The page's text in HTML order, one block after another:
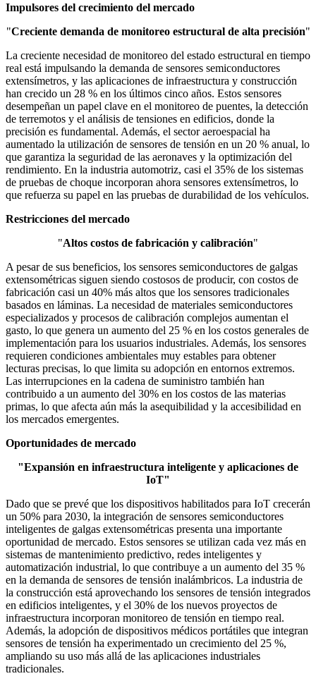
Impulsores del crecimiento del mercado
"Creciente demanda de monitoreo estructural de alta precisión"
La creciente necesidad de monitoreo del estado estructural en tiempo
real está impulsando la demanda de sensores semiconductores
extensímetros, y las aplicaciones de infraestructura y construcción
han crecido un 28 % en los últimos cinco años. Estos sensores
desempeñan un papel clave en el monitoreo de puentes, la detección
de terremotos y el análisis de tensiones en edificios, donde la
precisión es fundamental. Además, el sector aeroespacial ha
aumentado la utilización de sensores de tensión en un 20 % anual, lo
que garantiza la seguridad de las aeronaves y la optimización del
rendimiento. En la industria automotriz, casi el 35% de los sistemas
de pruebas de choque incorporan ahora sensores extensímetros, lo
que refuerza su papel en las pruebas de durabilidad de los vehículos.
Restricciones del mercado
"Altos costos de fabricación y calibración"
A pesar de sus beneficios, los sensores semiconductores de galgas
extensométricas siguen siendo costosos de producir, con costos de
fabricación casi un 40% más altos que los sensores tradicionales
basados ​​en láminas. La necesidad de materiales semiconductores
especializados y procesos de calibración complejos aumentan el
gasto, lo que genera un aumento del 25 % en los costos generales de
implementación para los usuarios industriales. Además, los sensores
requieren condiciones ambientales muy estables para obtener
lecturas precisas, lo que limita su adopción en entornos extremos.
Las interrupciones en la cadena de suministro también han
contribuido a un aumento del 30% en los costos de las materias
primas, lo que afecta aún más la asequibilidad y la accesibilidad en
los mercados emergentes.
Oportunidades de mercado
"Expansión en infraestructura inteligente y aplicaciones de
IoT"
Dado que se prevé que los dispositivos habilitados para IoT crecerán
un 50% para 2030, la integración de sensores semiconductores
inteligentes de galgas extensométricas presenta una importante
oportunidad de mercado. Estos sensores se utilizan cada vez más en
sistemas de mantenimiento predictivo, redes inteligentes y
automatización industrial, lo que contribuye a un aumento del 35 %
en la demanda de sensores de tensión inalámbricos. La industria de
la construcción está aprovechando los sensores de tensión integrados
en edificios inteligentes, y el 30% de los nuevos proyectos de
infraestructura incorporan monitoreo de tensión en tiempo real.
Además, la adopción de dispositivos médicos portátiles que integran
sensores de tensión ha experimentado un crecimiento del 25 %,
ampliando su uso más allá de las aplicaciones industriales
tradicionales.